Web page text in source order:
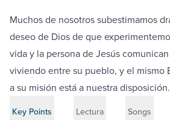
Muchos de nosotros subestimamos
deseo de Dios de que
vida y la persona de Jesús
viviendo entre su pueblo, y el mismo
a su misión está a nuestra disposición.
Key Points Lectura Songs